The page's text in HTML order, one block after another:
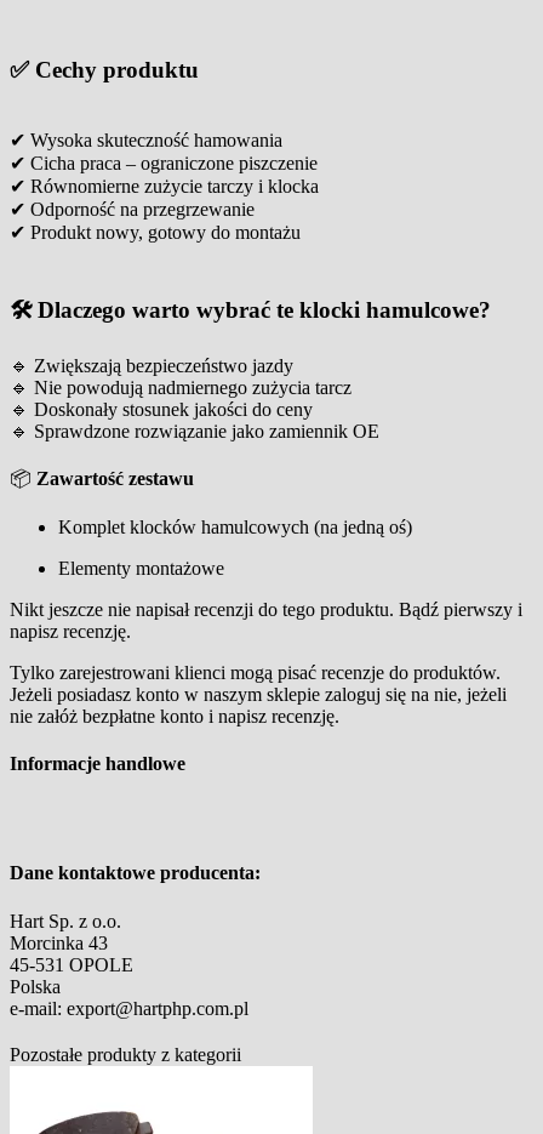
✅ Cechy produktu
✔ Wysoka skuteczność hamowania
✔ Cicha praca – ograniczone piszczenie
✔ Równomierne zużycie tarczy i klocka
✔ Odporność na przegrzewanie
✔ Produkt nowy, gotowy do montażu
🛠️Dlaczego warto wybrać te klocki hamulcowe?
🔹 Zwiększają bezpieczeństwo jazdy
🔹 Nie powodują nadmiernego zużycia tarcz
🔹 Doskonały stosunek jakości do ceny
🔹 Sprawdzone rozwiązanie jako zamiennik OE
📦 Zawartość zestawu
Komplet klocków hamulcowych (na jedną oś)
Elementy montażowe
Nikt jeszcze nie napisał recenzji do tego produktu. Bądź pierwszy i
napisz recenzję.
Tylko zarejestrowani klienci mogą pisać recenzje do produktów.
Jeżeli posiadasz konto w naszym sklepie zaloguj się na nie, jeżeli
nie załóż bezpłatne konto i napisz recenzję.
Informacje handlowe
Dane kontaktowe producenta:
Hart Sp. z o.o.
Morcinka 43
45-531 OPOLE
Polska
e-mail: export@hartphp.com.pl
Pozostałe produkty z kategorii